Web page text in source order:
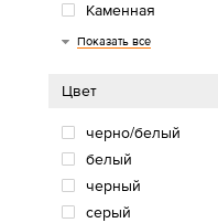
Каменная
Гидромассажная
Подвесная
Угловая
Показать все
Цвет
черно/белый
белый
черный
серый